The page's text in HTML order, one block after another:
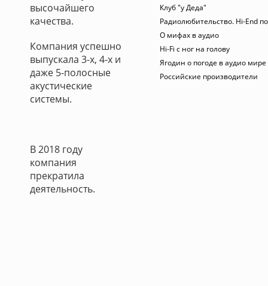
высочайшего
качества.
Компания успешно
выпускала 3-х, 4-х и
даже 5-полосные
акустические
системы.
В 2018 году
компания
прекратила
деятельность.
Клуб "у Деда"
Радиолюбительство. Hi-End
О мифах в аудио
Hi-Fi с ног на голову
Ягодин о погоде в аудио мире
Российские производители